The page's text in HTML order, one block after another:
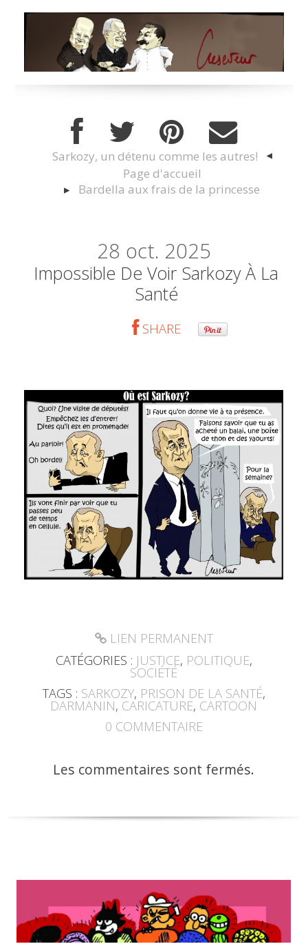
Sarkozy, un détenu comme les autres!
Page d'accueil
Bardella aux frais de la princesse
28 oct. 2025
Impossible De Voir Sarkozy À La
Santé
SHARE
LIEN PERMANENT
CATÉGORIES : JUSTICE, POLITIQUE,
SOCIÉTÉ
TAGS : SARKOZY, PRISON DE LA SANTÉ,
DARMANIN, CARICATURE, CARTOON
0 COMMENTAIRE
Les commentaires sont fermés.